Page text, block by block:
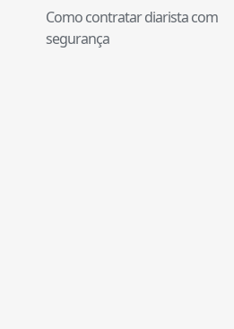
Como contratar diarista com
segurança